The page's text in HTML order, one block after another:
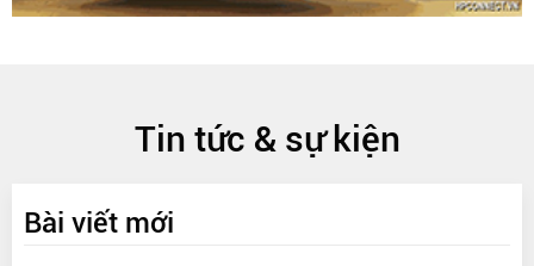
Tin tức & sự kiện
Bài viết mới